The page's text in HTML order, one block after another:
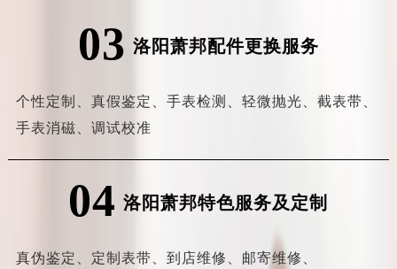
03 洛阳萧邦配件更换服务
个性定制、 真假鉴定、 手表检测、 轻微抛光、 截表带、
手表消磁、 调试校准
04 洛阳萧邦特色服务及定制
真伪鉴定、 定制表带、 到店维修、 邮寄维修、